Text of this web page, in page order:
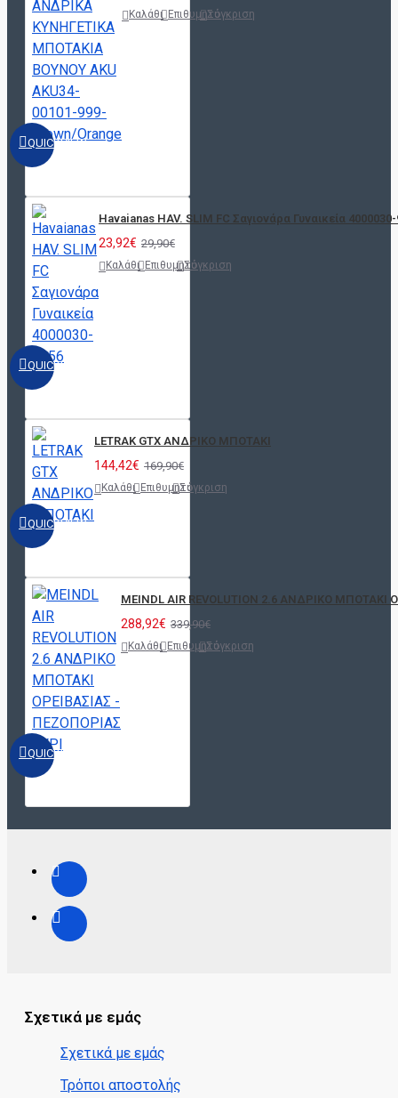
QUICKVIEW
Καλάθι ΕπιθυμητόΣύγκριση
QUICKVIEW
Havaianas HAV. SLIM FC Σαγιονάρα Γυναικεία
23,92€ 29,90€
Καλάθι ΕπιθυμητόΣύγκριση
QUICKVIEW
LETRAK GTX ΑΝΔΡΙΚΟ ΜΠΟΤΑΚΙ
144,42€ 169,90€
Καλάθι ΕπιθυμητόΣύγκριση
QUICKVIEW
MEINDL AIR REVOLUTION 2.6 ΑΝΔΡΙΚΟ
288,92€ 339,90€
Καλάθι ΕπιθυμητόΣύγκριση
Σχετικά με εμάς
Σχετικά με εμάς
Τρόποι αποστολής